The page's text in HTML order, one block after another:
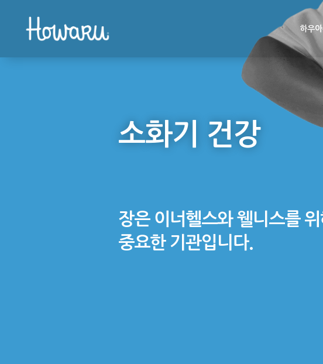
하우
소화기 건강
장은 이너헬스와 웰니스를
중요한 기관입니다.